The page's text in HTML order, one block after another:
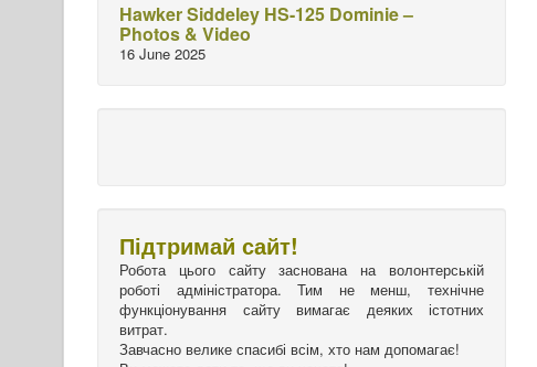
Hawker Siddeley HS-125 Dominie –
Photos & Video
16 June 2025
Підтримай сайт!
Робота цього сайту заснована на волонтерській
роботі адміністратора. Тим не менш, технічне
функціонування сайту вимагає деяких істотних
витрат.
Завчасно велике спасибі всім, хто нам допомагає!